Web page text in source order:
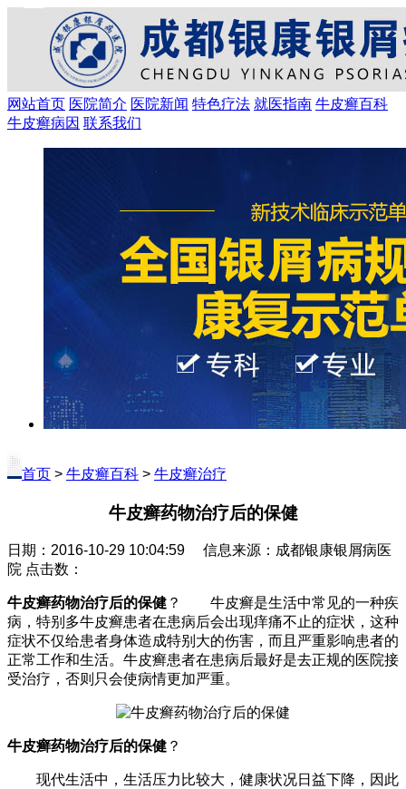
网站首页 医院简介 医院新闻 特色疗法 就医指南 牛皮癣百科
牛皮癣病因 联系我们
首页 > 牛皮癣百科 > 牛皮癣治疗
牛皮癣药物治疗后的保健
日期：2016-10-29 10:04:59 信息来源：成都银康银屑病医
院 点击数：
牛皮癣药物治疗后的保健 ？ 牛皮癣是生活中常见的一种疾
病，特别多牛皮癣患者在患病后会出现痒痛不止的症状，这种
症状不仅给患者身体造成特别大的伤害，而且严重影响患者的
正常工作和生活。牛皮癣患者在患病后最好是去正规的医院接
受治疗，否则只会使病情更加严重。
牛皮癣药物治疗后的保健 ？
现代生活中，生活压力比较大，健康状况日益下降，因此